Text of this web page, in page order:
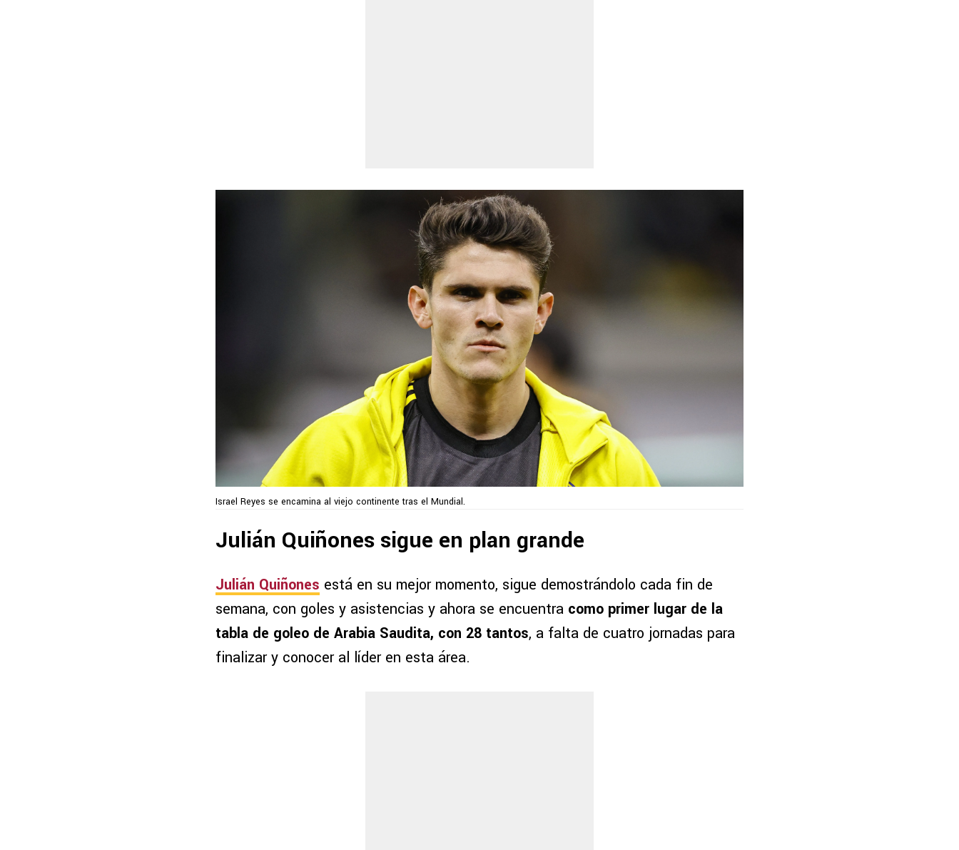
Israel Reyes se encamina al viejo continente tras el Mundial.
Julián Quiñones sigue en plan grande
Julián Quiñones está en su mejor momento, sigue demostrándolo cada fin de
semana, con goles y asistencias y ahora se encuentra como primer lugar de la
tabla de goleo de Arabia Saudita, con 28 tantos, a falta de cuatro jornadas para
finalizar y conocer al líder en esta área.